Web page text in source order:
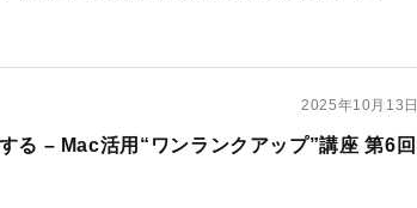
2025年10月13日
る – Mac活用“ワンランクアップ”講座 第6回